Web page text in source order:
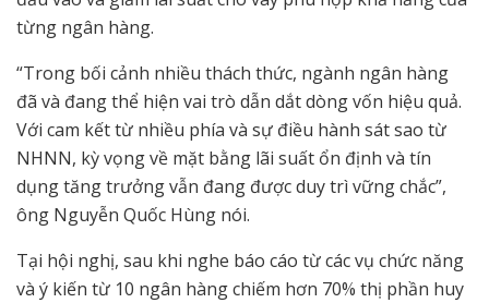
từng ngân hàng.
“Trong bối cảnh nhiều thách thức, ngành ngân hàng
đã và đang thể hiện vai trò dẫn dắt dòng vốn hiệu quả.
Với cam kết từ nhiều phía và sự điều hành sát sao từ
NHNN, kỳ vọng về mặt bằng lãi suất ổn định và tín
dụng tăng trưởng vẫn đang được duy trì vững chắc”,
ông Nguyễn Quốc Hùng nói.
Tại hội nghị, sau khi nghe báo cáo từ các vụ chức năng
và ý kiến từ 10 ngân hàng chiếm hơn 70% thị phần huy